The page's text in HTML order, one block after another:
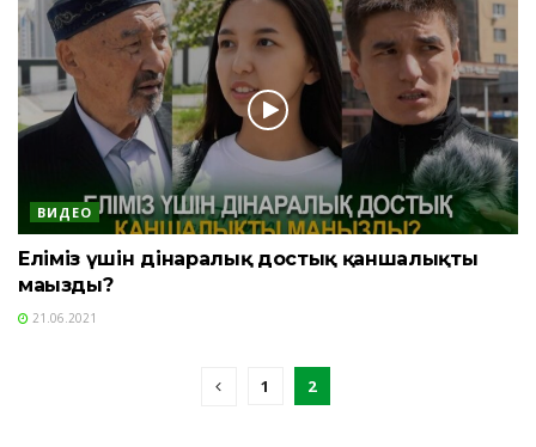
ВИДЕО
Еліміз үшін дінаралық достық қаншалықты
маңызды?
21.06.2021
1 2